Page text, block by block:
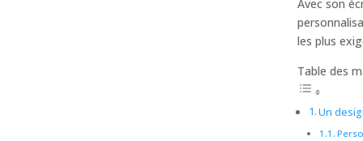
Avec son
les plus
Table des
Un